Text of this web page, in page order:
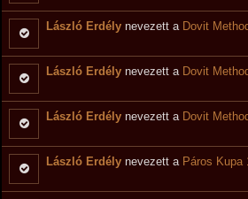
László Erdély nevezett a Dovit
László Erdély nevezett a Dovit
László Erdély nevezett a Dovit
László Erdély nevezett a Páros Kupa